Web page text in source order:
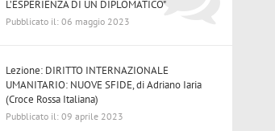
L’ESPERIENZA DI UN DIPLOMATICO"
Pubblicato il: 06 maggio 2023
Lezione: DIRITTO INTERNAZIONALE
UMANITARIO: NUOVE SFIDE, di Adriano Iaria
(Croce Rossa Italiana)
Pubblicato il: 09 aprile 2023